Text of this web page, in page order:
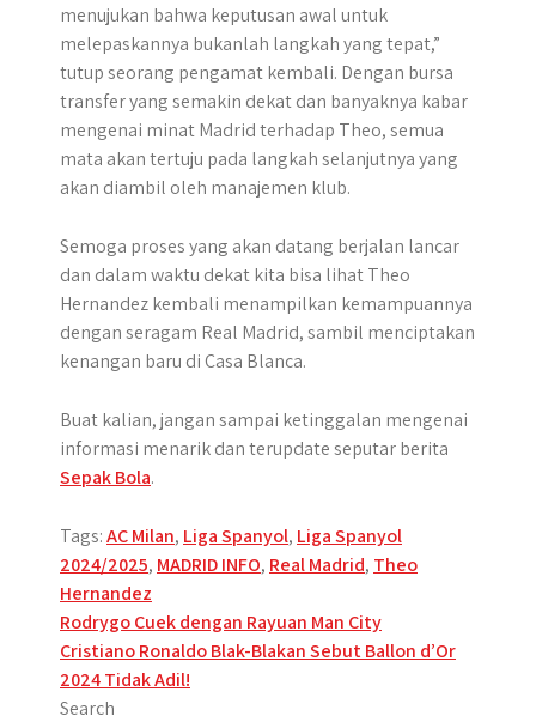
menujukan bahwa keputusan awal untuk
melepaskannya bukanlah langkah yang tepat,”
tutup seorang pengamat kembali. Dengan bursa
transfer yang semakin dekat dan banyaknya kabar
mengenai minat Madrid terhadap Theo, semua
mata akan tertuju pada langkah selanjutnya yang
akan diambil oleh manajemen klub.
Semoga proses yang akan datang berjalan lancar
dan dalam waktu dekat kita bisa lihat Theo
Hernandez kembali menampilkan kemampuannya
dengan seragam Real Madrid, sambil menciptakan
kenangan baru di Casa Blanca.
Buat kalian, jangan sampai ketinggalan mengenai
informasi menarik dan terupdate seputar berita
Sepak Bola.
Tags:AC Milan, Liga Spanyol, Liga Spanyol
2024/2025, MADRID INFO, Real Madrid, Theo
Hernandez
Post
navigation
Rodrygo Cuek dengan Rayuan Man City
Cristiano Ronaldo Blak-Blakan Sebut Ballon d’Or
2024 Tidak Adil!
Search